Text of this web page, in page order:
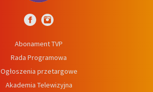
Abonament TVP
Rada Programowa
Ogłoszenia przetargowe
Akademia Telewizyjna